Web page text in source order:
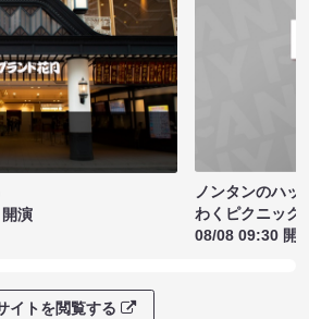
演
ノンタンのハッ
わくピクニック
08/08 09:30 開
イトを閲覧する